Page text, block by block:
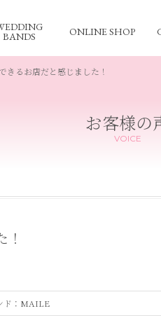
BANDS ONLINE SHOP
きるお店だと感じました！
お客様の
VOICE
ド：MAILE